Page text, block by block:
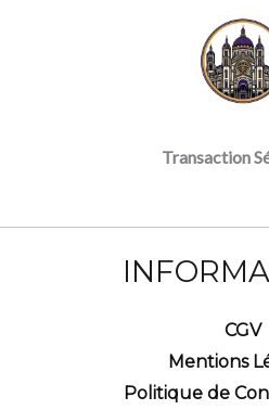
Transaction
CGV
Mentions
Politique de